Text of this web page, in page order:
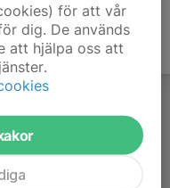
för att vår
dig. De används
att hjälpa oss att